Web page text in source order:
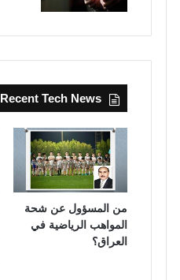
Recent Tech News
من المسؤول عن شحة
المواهب الرياضية في
العراق؟